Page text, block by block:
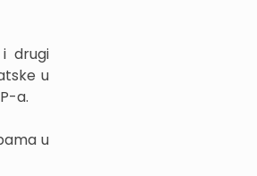
drugi
u
a.
u